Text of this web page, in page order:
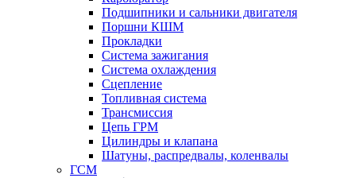
Подшипники и сальники двигателя
Поршни КШМ
Прокладки
Система зажигания
Система охлаждения
Сцепление
Топливная система
Трансмиссия
Цепь ГРМ
Цилиндры и клапана
Шатуны, распредвалы, коленвалы
ГСМ